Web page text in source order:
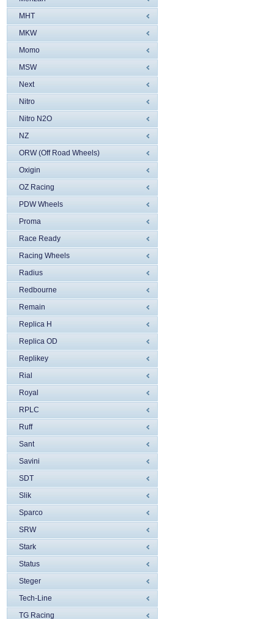
MHT
MKW
Momo
MSW
Next
Nitro
Nitro N2O
NZ
ORW (Off Road Wheels)
Oxigin
OZ Racing
PDW Wheels
Proma
Race Ready
Racing Wheels
Radius
Redbourne
Remain
Replica H
Replica OD
Replikey
Rial
Royal
RPLC
Ruff
Sant
Savini
SDT
Slik
Sparco
SRW
Stark
Status
Steger
Tech-Line
TG Racing